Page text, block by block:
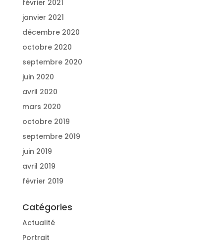
février 2021
janvier 2021
décembre 2020
octobre 2020
septembre 2020
juin 2020
avril 2020
mars 2020
octobre 2019
septembre 2019
juin 2019
avril 2019
février 2019
Catégories
Actualité
Portrait